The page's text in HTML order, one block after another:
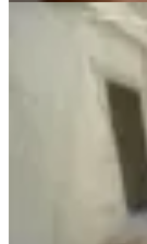
BALKONLU